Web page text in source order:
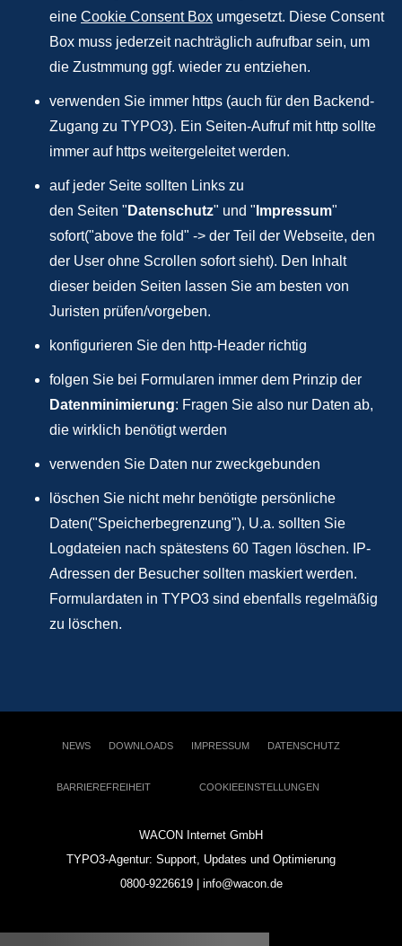
eine Cookie Consent Box umgesetzt. Diese Consent
Box muss jederzeit nachträglich aufrufbar sein, um
die Zustmmung ggf. wieder zu entziehen.
verwenden Sie immer https (auch für den Backend-
Zugang zu TYPO3). Ein Seiten-Aufruf mit http sollte
immer auf https weitergeleitet werden.
auf jeder Seite sollten Links zu
den Seiten " Datenschutz" und " Impressum"
sofort("above the fold" -> der Teil der Webseite, den
der User ohne Scrollen sofort sieht). Den Inhalt
dieser beiden Seiten lassen Sie am besten von
Juristen prüfen/vorgeben.
konfigurieren Sie den http-Header richtig
folgen Sie bei Formularen immer dem Prinzip der
Datenminimierung: Fragen Sie also nur Daten ab,
die wirklich benötigt werden
verwenden Sie Daten nur zweckgebunden
löschen Sie nicht mehr benötigte persönliche
Daten("Speicherbegrenzung"), U.a. sollten Sie
Logdateien nach spätestens 60 Tagen löschen. IP-
Adressen der Besucher sollten maskiert werden.
Formulardaten in TYPO3 sind ebenfalls regelmäßig
zu löschen.
NEWS DOWNLOADS IMPRESSUM DATENSCHUTZ
BARRIEREFREIHEIT COOKIEEINSTELLUNGEN
WACON Internet GmbH
TYPO3-Agentur: Support, Updates und Optimierung
0800-9226619 | info@wacon.de